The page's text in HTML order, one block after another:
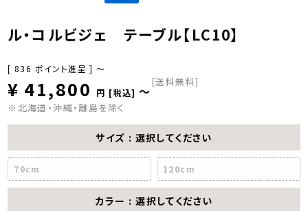
ル・コルビジェ テーブル【LC10】
[ 836 ポイント進呈 ] 〜
¥ 41,800 税込 〜
[送料無料]
※北海道・沖縄・離島を除く
サイズ 選択してください
70cm 120cm
カラー 選択してください